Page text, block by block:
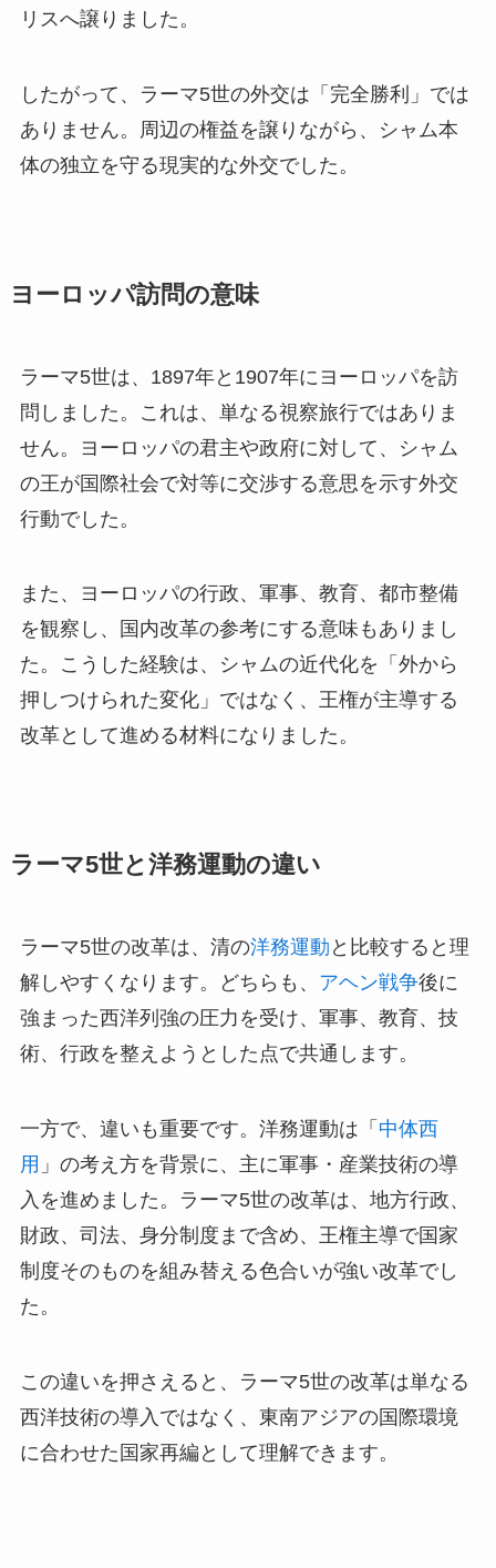
リスへ譲りました。
したがって、ラーマ5世の外交は「完全勝利」では
ありません。周辺の権益を譲りながら、シャム本
体の独立を守る現実的な外交でした。
ヨーロッパ訪問の意味
ラーマ5世は、1897年と1907年にヨーロッパを訪
問しました。これは、単なる視察旅行ではありま
せん。ヨーロッパの君主や政府に対して、シャム
の王が国際社会で対等に交渉する意思を示す外交
行動でした。
また、ヨーロッパの行政、軍事、教育、都市整備
を観察し、国内改革の参考にする意味もありまし
た。こうした経験は、シャムの近代化を「外から
押しつけられた変化」ではなく、王権が主導する
改革として進める材料になりました。
ラーマ5世と洋務運動の違い
ラーマ5世の改革は、清の洋務運動 と比較すると理
解しやすくなります。どちらも、 アヘン戦争後に
強まった西洋列強の圧力を受け、軍事、教育、技
術、行政を整えようとした点で共通します。
一方で、違いも重要です。洋務運動は「 中体西
用 」の考え方を背景に、主に軍事・産業技術の導
入を進めました。ラーマ5世の改革は、地方行政、
財政、司法、身分制度まで含め、王権主導で国家
制度そのものを組み替える色合いが強い改革でし
た。
この違いを押さえると、ラーマ5世の改革は単なる
西洋技術の導入ではなく、東南アジアの国際環境
に合わせた国家再編として理解できます。